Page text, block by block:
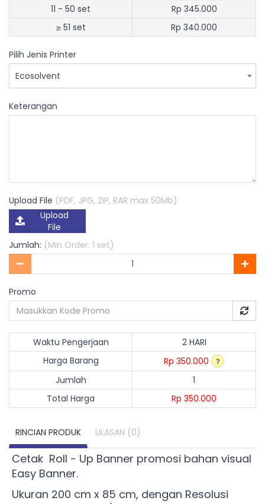
11 - 50 set
Rp 345.000
≥ 51 set
Rp 340.000
Pilih Jenis Printer
Ecosolvent
Keterangan
Upload File (PDF, JPG, ZIP, RAR max 50Mb)
Upload
File
Jumlah: (Min Order: 1 set)
Promo
Waktu Pengerjaan
2 HARI
Harga Barang
Rp 350.000
Jumlah
1
Total Harga
Rp 350.000
RINCIAN PRODUK ULASAN (0)
Cetak Roll - Up Banner promosi bahan visual
Easy Banner.
Ukuran 200 cm x 85 cm, dengan Resolusi